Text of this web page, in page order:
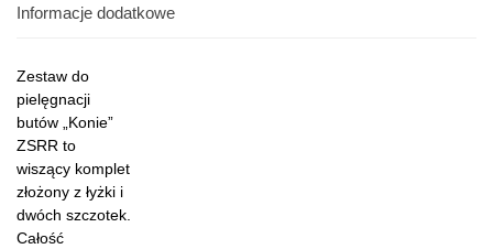
Informacje dodatkowe
Zestaw do
pielęgnacji
butów „Konie”
ZSRR to
wiszący komplet
złożony z łyżki i
dwóch szczotek.
Całość